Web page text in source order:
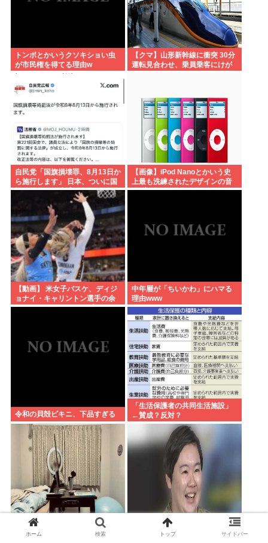
トンボとかいうクソキショい虫
が市民権を得てる理由w
【クマ】山形新幹線に衝突 30分
運転見合わせ、乗員乗客にけが
自民党「国旗損壊罪、8月13日か
ら施行します」 日本、ついに国
旗を燃やすと逮捕される国へ
www
【画像】iPod Nanoとかいう史
上最も洗練されたデザインの音
楽プレイヤーについて
【動画】 米女子バスケ、ディジ
ョナイ・キャリントン選手の余
りにあからさまなラフプレーに
中年層が「ちいかわ」にハマる
理由www
令和の貝殻ビキニ、下品すぎる
「生活保護者の共同生活施設」
←賛成？反対？
実家住まいのこどおじだけど、
姉家族が姪(6)と両親と三世代で
【動画】イロモネアのやす子
ホーム 検索 トップ サイドバー